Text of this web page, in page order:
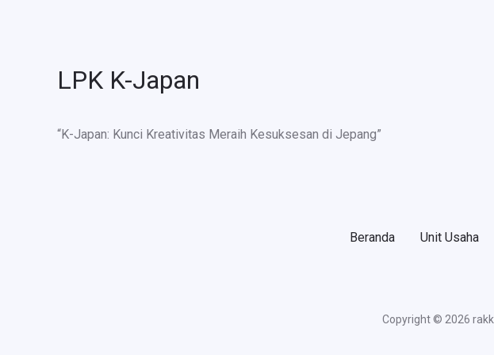
LPK K-Japan
“K-Japan: Kunci Kreativitas Meraih Kesuksesan di Jepang”
Beranda Unit Usaha
Copyright © 2026